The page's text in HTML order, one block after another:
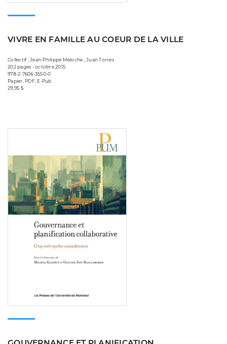
VIVRE EN FAMILLE AU COEUR DE LA VILLE
Collectif , Jean-Philippe Meloche , Juan Torres
202 pages • octobre 2015
978-2-7606-3550-0
Papier, PDF, E-Pub
29,95 $